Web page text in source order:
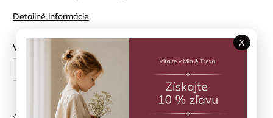
Detailné informácie
Veľkosť
47
X